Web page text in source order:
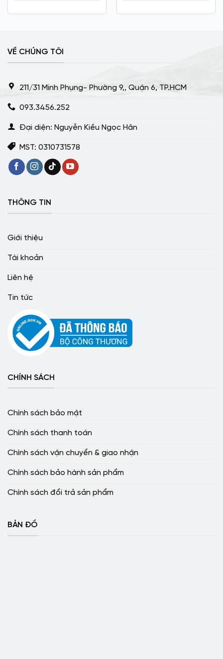
VỀ CHÚNG TÔI
211/31 Minh Phụng- Phường 9,, Quận 6, TP.HCM
093.3456.252
Đại diện: Nguyễn Kiều Ngọc Hân
MST: 0310731578
THÔNG TIN
Giới thiệu
Tài khoản
Liên hệ
Tin tức
CHÍNH SÁCH
Chính sách bảo mật
Chính sách thanh toán
Chính sách vận chuyển & giao nhận
Chính sách bảo hành sản phẩm
Chính sách đổi trả sản phẩm
BẢN ĐỒ